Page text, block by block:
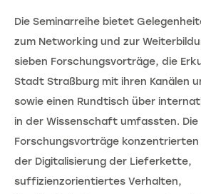
Die Seminarreihe bietet
zum Networking und zur
sieben Forschungsvorträge, die
Stadt Straßburg mit ihren Kanälen
sowie einen Rundtisch über
in der Wissenschaft umfassten. Die
Forschungsvorträge
der Digitalisierung der Lieferkette,
suffizienzorientiertes Verhalten,